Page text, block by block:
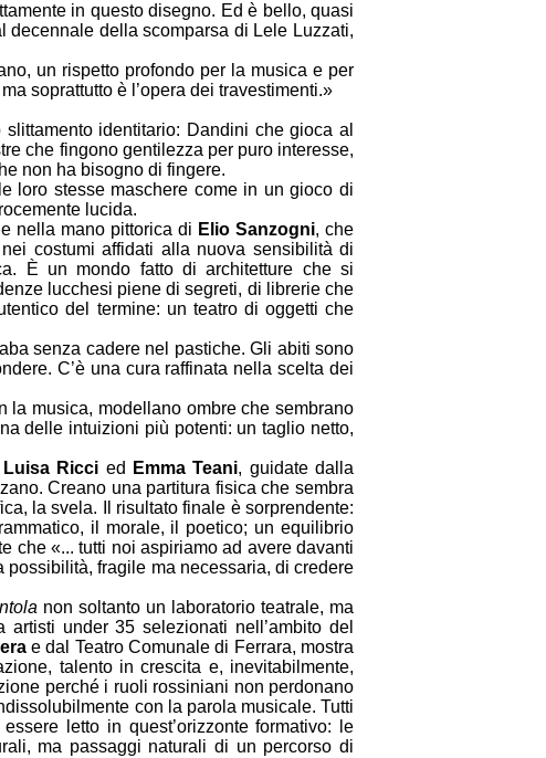
in questo disegno. Ed è bello, quasi
decennale della scomparsa di Lele Luzzati,
un rispetto profondo per la musica e per
soprattutto è l’opera dei travestimenti.»
identitario: Dandini che gioca al
che fingono gentilezza per puro interesse,
non ha bisogno di fingere.
loro stesse maschere come in un gioco di
lucida.
e nella mano pittorica di Elio Sanzogni, che
costumi affidati alla nuova sensibilità di
È un mondo fatto di architetture che si
lucchesi piene di segreti, di librerie che
del termine: un teatro di oggetti che
senza cadere nel pastiche. Gli abiti sono
C’è una cura raffinata nella scelta dei
la musica, modellano ombre che sembrano
delle intuizioni più potenti: un taglio netto,
Ricci ed Emma Teani, guidate dalla
Creano una partitura fisica che sembra
la svela. Il risultato finale è sorprendente:
il morale, il poetico; un equilibrio
che «... tutti noi aspiriamo ad avere davanti
fragile ma necessaria, di credere
non soltanto un laboratorio teatrale, ma
under 35 selezionati nell’ambito del
e dal Teatro Comunale di Ferrara, mostra
talento in crescita e, inevitabilmente,
perché i ruoli rossiniani non perdonano
con la parola musicale. Tutti
letto in quest’orizzonte formativo: le
ma passaggi naturali di un percorso di